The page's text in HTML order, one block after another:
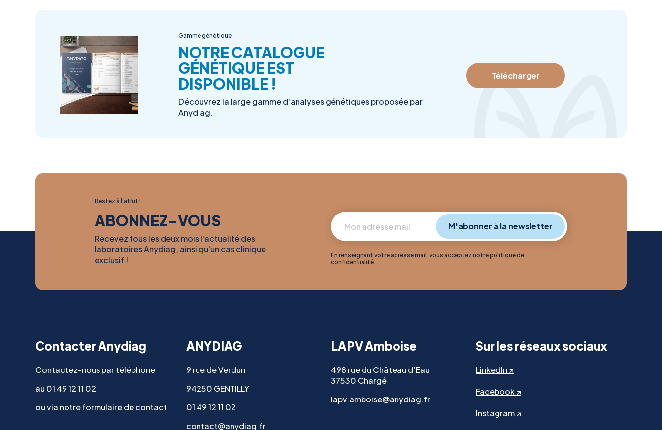
Gamme génétique
NOTRE CATALOGUE
GÉNÉTIQUE EST
DISPONIBLE !
Découvrez la large gamme d’analyses génétiques proposée par
Anydiag.
Télécharger
Restez à l'affut !
ABONNEZ-VOUS
Recevez tous les deux mois l'actualité des
laboratoires Anydiag, ainsi qu'un cas clinique
exclusif !
En renseignant votre adresse mail, vous acceptez notrepolitique de
confidentialité
Contacter Anydiag
Contactez-nous par téléphone
au 01 49 12 11 02
ou via notre formulaire de contact
ANYDIAG
9 rue de Verdun
94250 GENTILLY
01 49 12 11 02
contact@anydiag.fr
LAPV Amboise
498 rue du Château d’Eau
37530 Chargé
lapv.amboise@anydiag.fr
Sur les réseaux sociaux
LinkedIn ↗
Facebook ↗
Instagram ↗